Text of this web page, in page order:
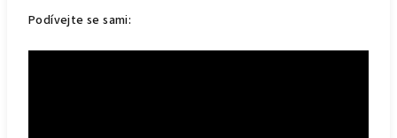
Podívejte se sami: